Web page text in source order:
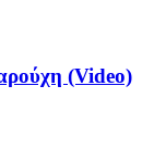
(Video)